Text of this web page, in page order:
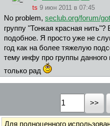
ts 9 июн 2011 в 07:45
No problem, seclub.org/forum/
группу "Тонкая красная
подобное. Я просто уже не
год как на более тяжелую
тему инфу про группы
только рад
Для полноценного